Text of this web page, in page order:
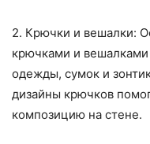
2. Крючки и вешалки:
крючками и вешалками
одежды, сумок и
дизайны крючков
композицию на стене.